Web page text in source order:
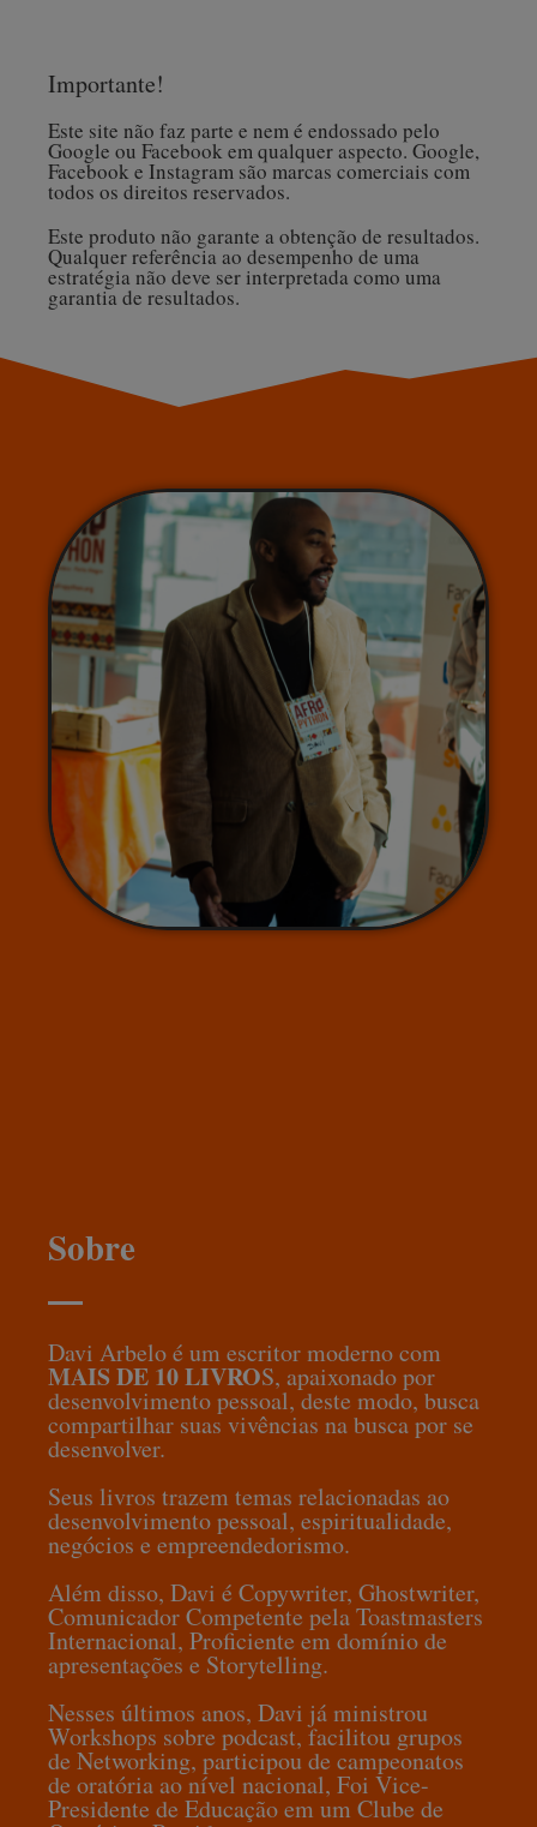
Importante!
Este site não faz parte e nem é endossado pelo
Google ou Facebook em qualquer aspecto. Google,
Facebook e Instagram são marcas comerciais com
todos os direitos reservados.
Este produto não garante a obtenção de resultados.
Qualquer referência ao desempenho de uma
estratégia não deve ser interpretada como uma
garantia de resultados.
Sobre
Davi Arbelo é um escritor moderno com
MAIS DE 10 LIVROS, apaixonado por
desenvolvimento pessoal, deste modo, busca
compartilhar suas vivências na busca por se
desenvolver.
Seus livros trazem temas relacionadas ao
desenvolvimento pessoal, espiritualidade,
negócios e empreendedorismo.
Além disso, Davi é Copywriter, Ghostwriter,
Comunicador Competente pela Toastmasters
Internacional, Proficiente em domínio de
apresentações e Storytelling.
Nesses últimos anos, Davi já ministrou
Workshops sobre podcast, facilitou grupos
de Networking, participou de campeonatos
de oratória ao nível nacional, Foi Vice-
Presidente de Educação em um Clube de